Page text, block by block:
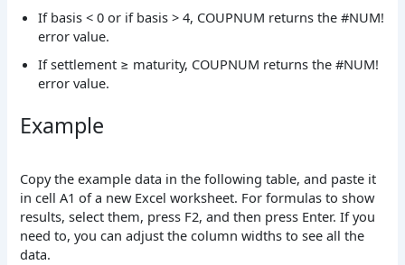
If basis < 0 or if basis > 4, COUPNUM returns the #NUM!
error value.
If settlement ≥ maturity, COUPNUM returns the #NUM!
error value.
Example
Copy the example data in the following table, and paste it
in cell A1 of a new Excel worksheet. For formulas to show
results, select them, press F2, and then press Enter. If you
need to, you can adjust the column widths to see all the
data.